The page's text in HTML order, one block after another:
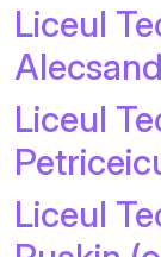
Liceul
Liceul
Liceul